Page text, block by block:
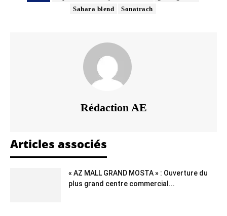
Sahara blend
Sonatrach
Rédaction AE
Articles associés
« AZ MALL GRAND MOSTA » : Ouverture du
plus grand centre commercial...